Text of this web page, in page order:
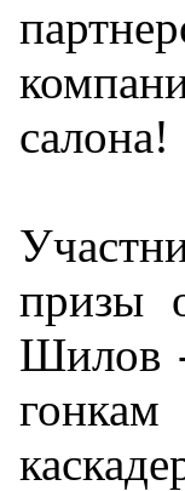
салона!
призы
Шилов -
гонкам